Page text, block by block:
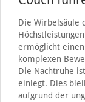
Die Wirbelsäule
ermöglicht
komplexen
Die Nachtruhe
einlegt. Dies
aufgrund der